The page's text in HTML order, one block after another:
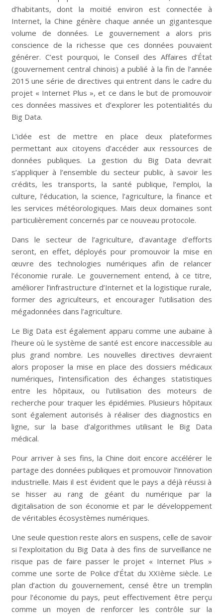
d’habitants, dont la moitié environ est connectée à
Internet, la Chine génère chaque année un gigantesque
volume de données. Le gouvernement a alors pris
conscience de la richesse que ces données pouvaient
générer. C’est pourquoi, le Conseil des Affaires d’État
(gouvernement central chinois) a publié à la fin de l’année
2015 une série de directives qui entrent dans le cadre du
projet « Internet Plus », et ce dans le but de promouvoir
ces données massives et d’explorer les potentialités du
Big Data.
L’idée est de mettre en place deux plateformes
permettant aux citoyens d’accéder aux ressources de
données publiques. La gestion du Big Data devrait
s’appliquer à l’ensemble du secteur public, à savoir les
crédits, les transports, la santé publique, l’emploi, la
culture, l’éducation, la science, l’agriculture, la finance et
les services météorologiques. Mais deux domaines sont
particulièrement concernés par ce nouveau protocole.
Dans le secteur de l’agriculture, d’avantage d’efforts
seront, en effet, déployés pour promouvoir la mise en
œuvre des technologies numériques afin de relancer
l’économie rurale. Le gouvernement entend, à ce titre,
améliorer l’infrastructure d’Internet et la logistique rurale,
former des agriculteurs, et encourager l’utilisation des
mégadonnées dans l’agriculture.
Le Big Data est également apparu comme une aubaine à
l’heure où le système de santé est encore inaccessible au
plus grand nombre. Les nouvelles directives devraient
alors proposer la mise en place des dossiers médicaux
numériques, l’intensification des échanges statistiques
entre les hôpitaux, ou l’utilisation des moteurs de
recherche pour traquer les épidémies. Plusieurs hôpitaux
sont également autorisés à réaliser des diagnostics en
ligne, sur la base d’algorithmes utilisant le Big Data
médical.
Pour arriver à ses fins, la Chine doit encore accélérer le
partage des données publiques et promouvoir l’innovation
industrielle. Mais il est évident que le pays a déjà réussi à
se hisser au rang de géant du numérique par la
digitalisation de son économie et par le développement
de véritables écosystèmes numériques.
Une seule question reste alors en suspens, celle de savoir
si l’exploitation du Big Data à des fins de surveillance ne
risque pas de faire passer le projet « Internet Plus »
comme une sorte de Police d’État du XXIème siècle. Le
plan d’action du gouvernement, censé être un tremplin
pour l’économie du pays, peut effectivement être perçu
comme un moyen de renforcer les contrôle sur la